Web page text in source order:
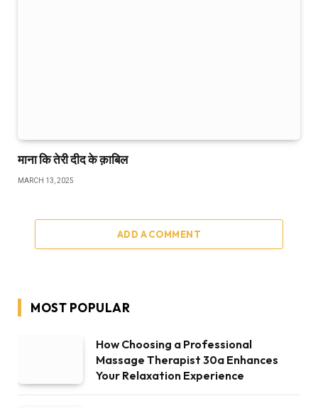
माना कि तेरी दीद के क़ाबिल
MARCH 13, 2025
ADD A COMMENT
MOST POPULAR
How Choosing a Professional
Massage Therapist 30a Enhances
Your Relaxation Experience